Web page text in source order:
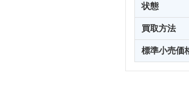
状態
買取方法
標準小売価